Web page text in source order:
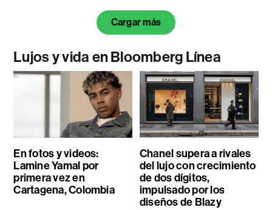
Cargar más
Lujos y vida en Bloomberg Línea
En fotos y videos:
Lamine Yamal por
primera vez en
Cartagena, Colombia
Chanel supera a rivales
del lujo con crecimiento
de dos dígitos,
impulsado por los
diseños de Blazy